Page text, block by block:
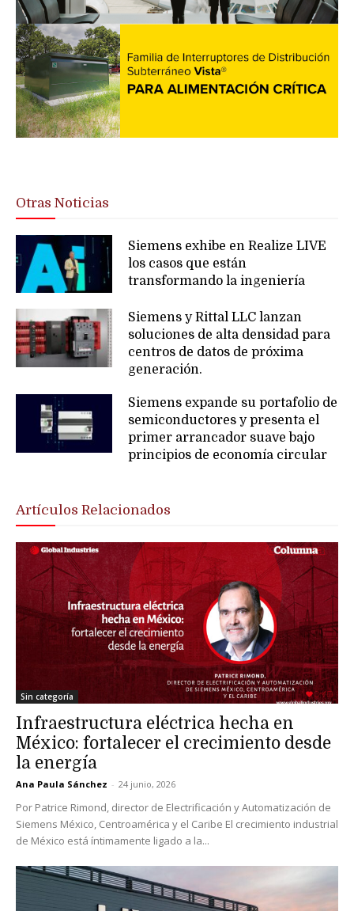
Otras Noticias
Siemens exhibe en Realize LIVE
los casos que están
transformando la ingeniería
Siemens y Rittal LLC lanzan
soluciones de alta densidad para
centros de datos de próxima
generación.
Siemens expande su portafolio de
semiconductores y presenta el
primer arrancador suave bajo
principios de economía circular
Artículos Relacionados
Sin categoría
Infraestructura eléctrica hecha en
México: fortalecer el crecimiento desde
la energía
Ana Paula Sánchez - 24 junio, 2026
Por Patrice Rimond, director de Electrificación y Automatización de
Siemens México, Centroamérica y el Caribe El crecimiento industrial
de México está íntimamente ligado a la...